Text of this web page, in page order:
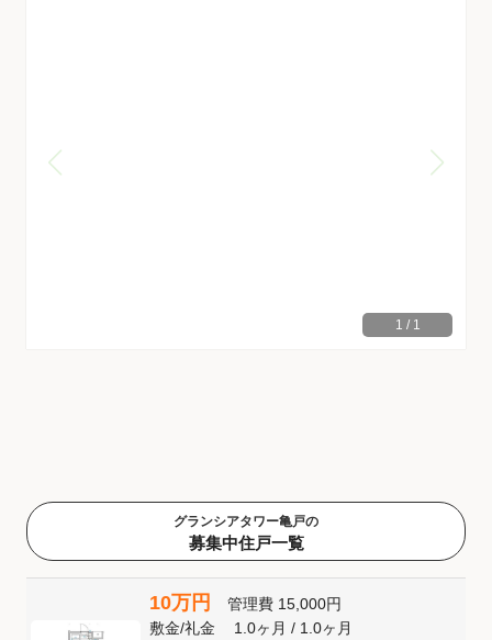
1 / 1
グランシアタワー亀戸の
募集中住戸一覧
10万円 管理費 15,000円
敷金/礼金 1.0ヶ月/ 1.0ヶ月